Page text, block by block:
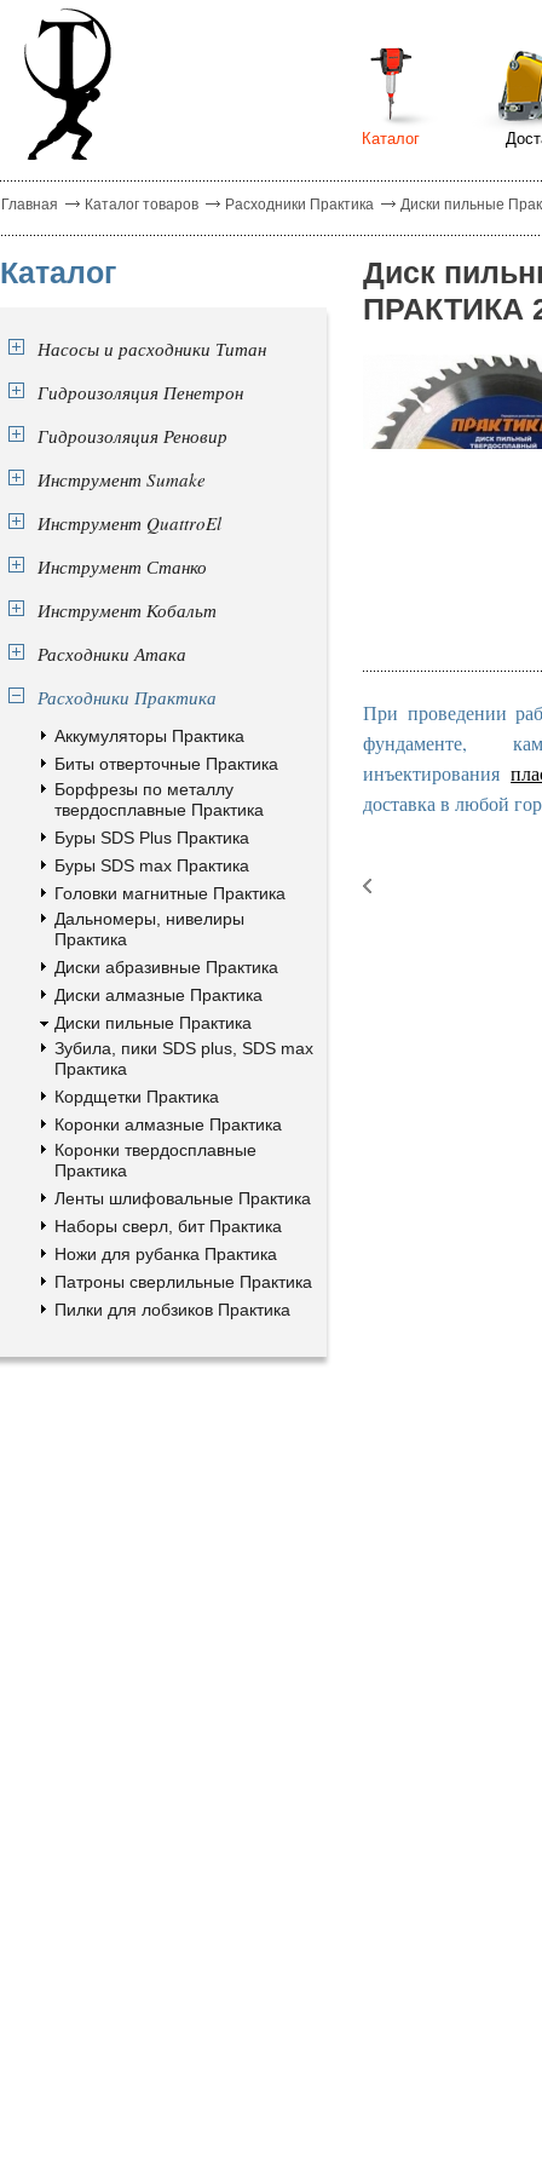
Каталог
Главная Каталог товаров Расходники Практика Диски пильные
Каталог
Насосы и расходники Титан
Гидроизоляция Пенетрон
Гидроизоляция Реновир
Инструмент Sumake
Инструмент QuattroEl
Инструмент Станко
Инструмент Кобальт
Расходники Атака
Расходники Практика
Аккумуляторы Практика
Биты отверточные Практика
Борфрезы по металлу
твердосплавные Практика
Буры SDS Plus Практика
Буры SDS max Практика
Головки магнитные Практика
Дальномеры, нивелиры
Практика
Диски абразивные Практика
Диски алмазные Практика
Диски пильные Практика
Зубила, пики SDS plus, SDS max
Практика
Кордщетки Практика
Коронки алмазные Практика
Коронки твердосплавные
Практика
Ленты шлифовальные Практика
Наборы сверл, бит Практика
Ножи для рубанка Практика
Патроны сверлильные Практика
Пилки для лобзиков Практика
Диск
ПРАКТИКА
При проведении
фундаменте,
инъектирования
доставка в любой